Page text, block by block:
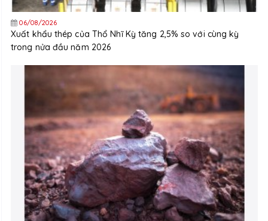
06/08/2026
Xuất khẩu thép của Thổ Nhĩ Kỳ tăng 2,5% so với cùng kỳ
trong nửa đầu năm 2026